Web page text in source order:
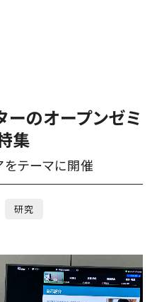
のオープンゼミ
集
テーマに開催
研究